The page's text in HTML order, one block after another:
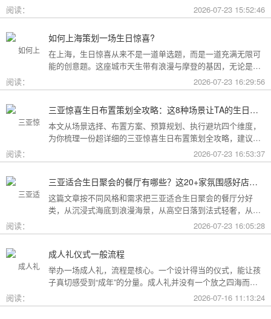
阅读： 2026-07-23 15:52:46
如何上海策划一场生日惊喜?
在上海，生日惊喜从来不是一道单选题，而是一道充满无限可
能的创意题。这座城市天生带有浪漫与摩登的基因，无论是外
滩的璀璨夜景，还是梧桐树下的老洋房，都为策划惊喜提供了
无尽的灵感
阅读： 2026-07-23 16:29:56
三亚惊喜生日布置策划全攻略：这8种场景让TA的生日成为永远难忘的回忆
本文从场景选择、布置方案、预算规划、执行避坑四个维度，
为你梳理一份超详细的三亚惊喜生日布置策划全攻略，建议收
阅读： 2026-07-23 16:53:37
三亚适合生日聚会的餐厅有哪些？这20+家氛围感好店按风格挑，一篇搞定
这篇文章按不同风格和需求把三亚适合生日聚会的餐厅分好
类，从沉浸式海底到浪漫海景，从高空日落到法式轻奢，从热
带庭院到高性价比好店，直接对号入座就行。
阅读： 2026-07-23 16:05:28
成人礼仪式一般流程
举办一场成人礼，流程是核心。一个设计得当的仪式，能让孩
子真切感受到“成年”的分量。成人礼并没有一个放之四海而皆
准的固定模板，它可以根据不同的风格和规模灵活调整。下面
为你梳理了传统、现代和家庭聚会三种主要场景的完整流程，
阅读： 2026-07-16 11:13:24